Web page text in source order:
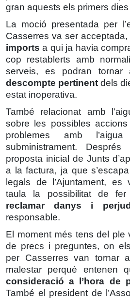
gran aquests els primers
La moció presentada per
Casserres va ser acceptada,
imports a qui ja havia
cop restablerts amb
serveis, es podran tornar
descompte pertinent dels
estat inoperativa.
També relacionat amb
sobre les possibles
problemes amb
subministrament.
proposta inicial de Junts
a la factura, ja que
legals de l’Ajuntament,
taula la possibilitat de
reclamar danys i
responsable.
El moment més tens del ple
de precs i preguntes, on
per Casserres van tornar
malestar perquè entenen
consideració a l’hora de
També el president de